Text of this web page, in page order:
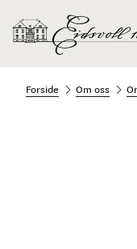
Forside Om oss